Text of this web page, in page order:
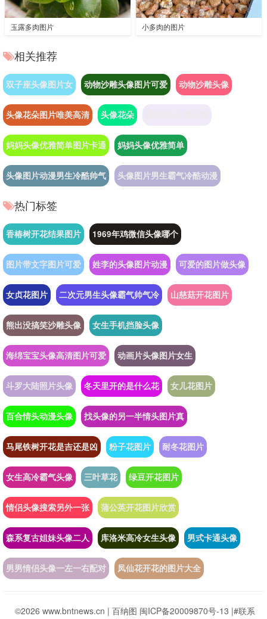
玉露多肉图片 小多肉的图片
相关推荐
双子座头像图片女 动物沙雕头像图片可爱 动物沙雕头像
头像花朵图片唯美高清 头像花朵
妈妈头像优雅简单图片卡通 妈妈头像优雅简单
头像图片动漫男生冷酷帅气 头像图片男生霸气冷酷动漫
热门标签
香椿树开花结果图片 1969年鸡微信头像哪个
图片带文字图片可爱 姓李的头像图片动漫 可爱的图片做头像
女贞花图片 二次元男生头像霸气帅气冷 山慈菇开花图片
熊出没搞笑沙雕头像 女生手机挡脸头像
海绵宝宝头像高清图片可爱 动画片头像图片女生
斗罗大陆照片头像 冬天里开的是什么花 女儿花图片
百合情头动漫头像 找头像的另一半情头图片真
马尾铁树开花是吉还是凶 粉子花图片 耐冬花图片
女生高冷霸气头像 三叶草花 绿豆开花图片
情侣头像搜索另外一张 蒲公英开花图片欣赏
森系复古姐妹头像二人 库洛米高冷女生头像 男式卡通头像
男男情侣头像一左一右配对 凤仙花开花的图片大全
©2026 www.bntnews.cn | 百纳图 闽ICP备20009870号-13 |#联系